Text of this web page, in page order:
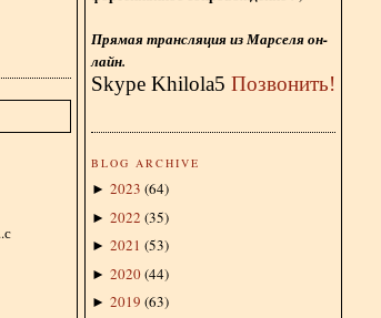
Прямая трансляция из Марселя он-
лайн.
Skype Khilola5 Позвонить!
BLOG ARCHIVE
► 2023 (64)
► 2022 (35)
► 2021 (53)
► 2020(44)
► 2019 (63)